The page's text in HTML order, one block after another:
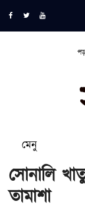
মেনু
সোনালি
তামাশা